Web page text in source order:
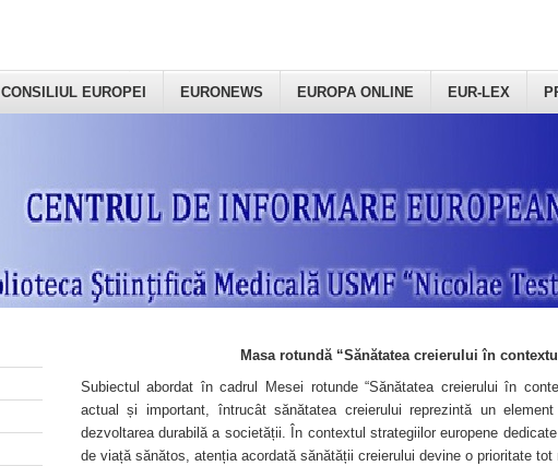
CONSILIUL EUROPEI EURONEWS EUROPA ONLINE EUR-LEX
Masa rotundă “Sănătatea creierului în
Subiectul abordat în cadrul Mesei rotunde “Sănătatea creierului în
actual și important, întrucât sănătatea creierului reprezintă un
dezvoltarea durabilă a societății. În contextul strategiilor europene
de viață sănătos, atenția acordată sănătății creierului devine o prioritate tot